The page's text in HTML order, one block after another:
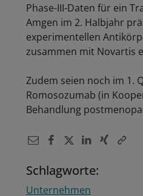
Phase-III-Daten für ein
Amgen im 2. Halbjahr
experimentellen
zusammen mit Novartis
Zudem seien noch im 1.
Romosozumab (in
Behandlung
Schlagworte:
Unternehmen